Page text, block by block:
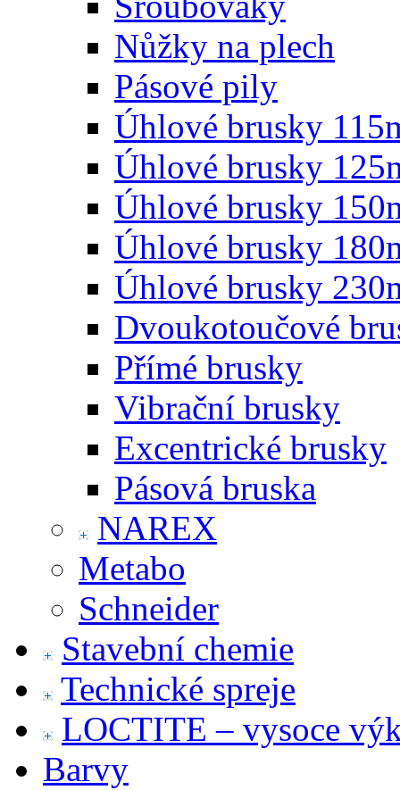
Nůžky na plech
Pásové pily
Úhlové brusky
Úhlové brusky
Úhlové brusky
Úhlové brusky
Úhlové brusky
Dvoukotoučové
Přímé brusky
Vibrační brusky
Excentrické brusky
Pásová bruska
NAREX
Metabo
Schneider
Stavební chemie
Technické spreje
LOCTITE – vysoce
Barvy